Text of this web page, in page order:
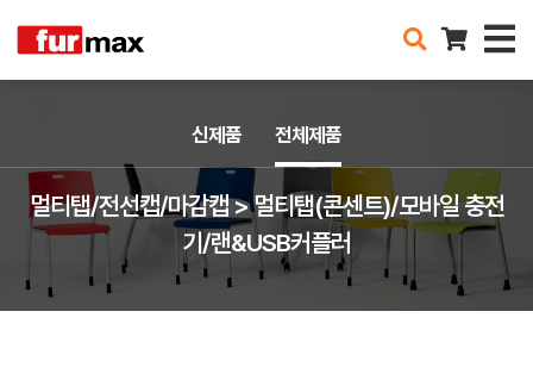
멀티탭/전선캡/마감캡 > 멀티탭(콘센트)/모바일 충전
기/랜&USB커플러
신제품 전체제품